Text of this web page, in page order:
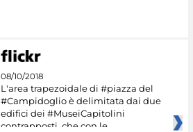
08/10/2018
L'area trapezoidale di #piazza del
#Campidoglio è delimitata dai due
edifici dei #MuseiCapitolini
contrapposti, che con le